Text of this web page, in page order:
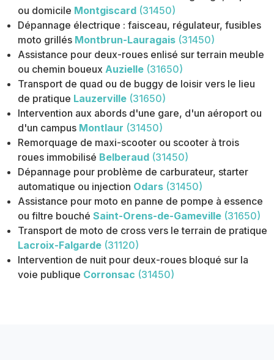
ou domicile Montgiscard (31450)
Dépannage électrique : faisceau, régulateur, fusibles
moto grillés Montbrun-Lauragais (31450)
Assistance pour deux-roues enlisé sur terrain meuble
ou chemin boueux Auzielle (31650)
Transport de quad ou de buggy de loisir vers le lieu
de pratique Lauzerville (31650)
Intervention aux abords d'une gare, d'un aéroport ou
d'un campus Montlaur (31450)
Remorquage de maxi-scooter ou scooter à trois
roues immobilisé Belberaud (31450)
Dépannage pour problème de carburateur, starter
automatique ou injection Odars (31450)
Assistance pour moto en panne de pompe à essence
ou filtre bouché Saint-Orens-de-Gameville (31650)
Transport de moto de cross vers le terrain de pratique
Lacroix-Falgarde (31120)
Intervention de nuit pour deux-roues bloqué sur la
voie publique Corronsac (31450)